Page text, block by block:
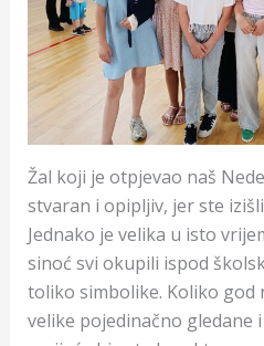
Žal koji je otpjevao naš
stvaran i opipljiv, jer ste
Jednako je velika u isto
sinoć svi okupili ispod
toliko simbolike. Koliko god
velike pojedinačno gledane